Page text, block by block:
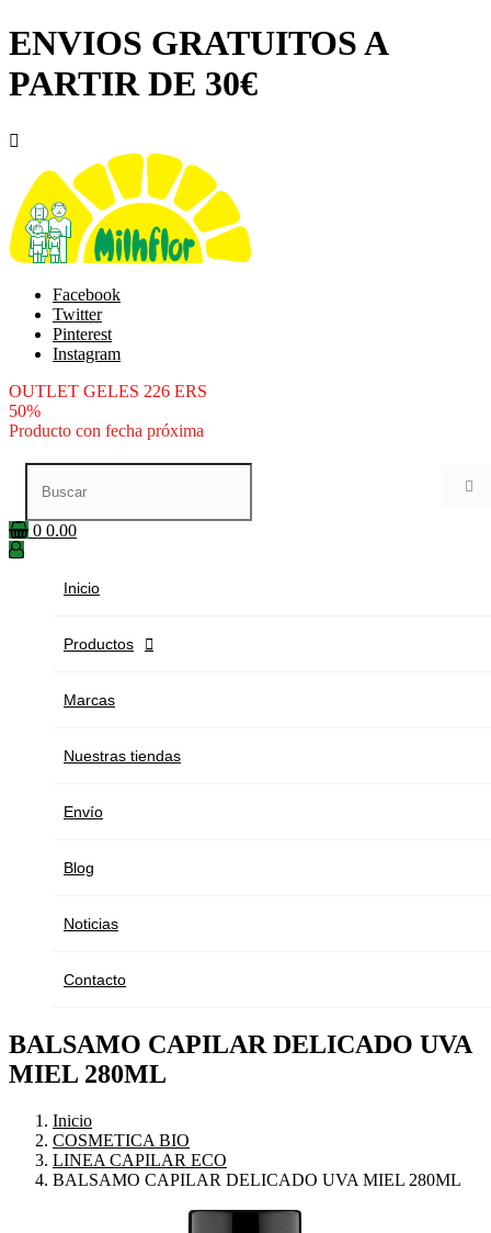
ENVIOS GRATUITOS A
PARTIR DE 30€

Facebook
Twitter
Pinterest
Instagram
OUTLET GELES 226 ERS
50%
Producto con fecha próxima

0 0.00
Inicio
Productos 
Marcas
Nuestras tiendas
Envío
Blog
Noticias
Contacto
BALSAMO CAPILAR DELICADO UVA
MIEL 280ML
Inicio
COSMETICA BIO
LINEA CAPILAR ECO
BALSAMO CAPILAR DELICADO UVA MIEL 280ML